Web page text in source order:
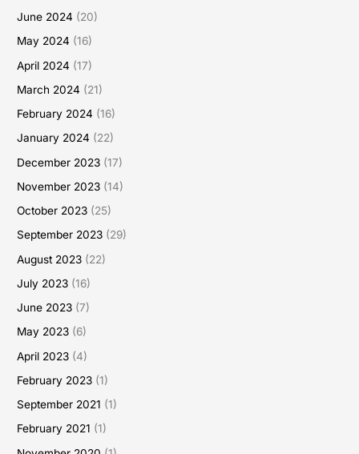
June 2024 (20)
May 2024 (16)
April 2024 (17)
March 2024 (21)
February 2024 (16)
January 2024 (22)
December 2023 (17)
November 2023 (14)
October 2023 (25)
September 2023 (29)
August 2023 (22)
July 2023 (16)
June 2023 (7)
May 2023 (6)
April 2023 (4)
February 2023 (1)
September 2021 (1)
February 2021 (1)